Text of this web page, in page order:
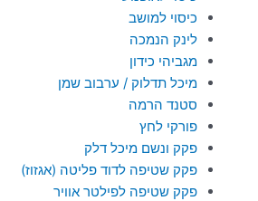
כיסוי למושב
לינק הנמכה
מגביהי כידון
מיכל תדלוק / ערבוב שמן
סטנד הרמה
פורקי לחץ
פקק ונשם מיכל דלק
פקק שטיפה לדוד פליטה (אגזוז)
פקק שטיפה לפילטר אוויר